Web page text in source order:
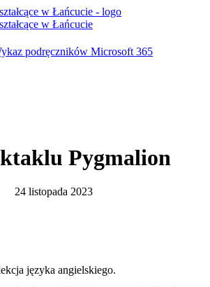
podręczników Microsoft 365
Pygmalion
24 listopada 2023
języka angielskiego.